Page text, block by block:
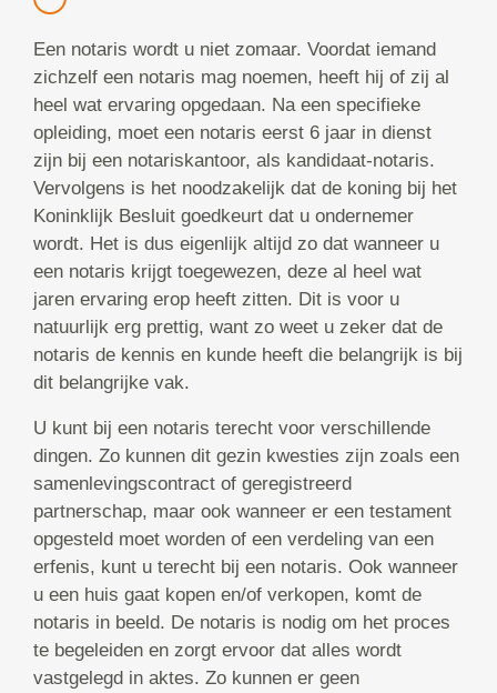
Een notaris wordt u niet zomaar. Voordat iemand
zichzelf een notaris mag noemen, heeft hij of zij al
heel wat ervaring opgedaan. Na een specifieke
opleiding, moet een notaris eerst 6 jaar in dienst
zijn bij een notariskantoor, als kandidaat-notaris.
Vervolgens is het noodzakelijk dat de koning bij het
Koninklijk Besluit goedkeurt dat u ondernemer
wordt. Het is dus eigenlijk altijd zo dat wanneer u
een notaris krijgt toegewezen, deze al heel wat
jaren ervaring erop heeft zitten. Dit is voor u
natuurlijk erg prettig, want zo weet u zeker dat de
notaris de kennis en kunde heeft die belangrijk is bij
dit belangrijke vak.
U kunt bij een notaris terecht voor verschillende
dingen. Zo kunnen dit gezin kwesties zijn zoals een
samenlevingscontract of geregistreerd
partnerschap, maar ook wanneer er een testament
opgesteld moet worden of een verdeling van een
erfenis, kunt u terecht bij een notaris. Ook wanneer
u een huis gaat kopen en/of verkopen, komt de
notaris in beeld. De notaris is nodig om het proces
te begeleiden en zorgt ervoor dat alles wordt
vastgelegd in aktes. Zo kunnen er geen